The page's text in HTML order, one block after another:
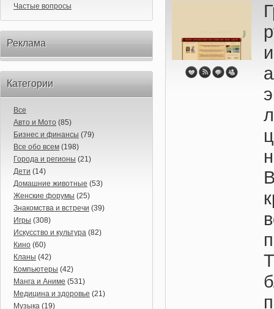
Частые вопросы
Реклама
Категории
Все
Авто и Мото (85)
Бизнес и финансы (79)
Все обо всем (198)
Города и регионы (21)
Дети (14)
Домашние животные (53)
Женские форумы (25)
Знакомства и встречи (39)
Игры (308)
Искусство и культура (82)
Кино (60)
Кланы (42)
Компьютеры (42)
Манга и Аниме (531)
Медицина и здоровье (21)
Музыка (19)